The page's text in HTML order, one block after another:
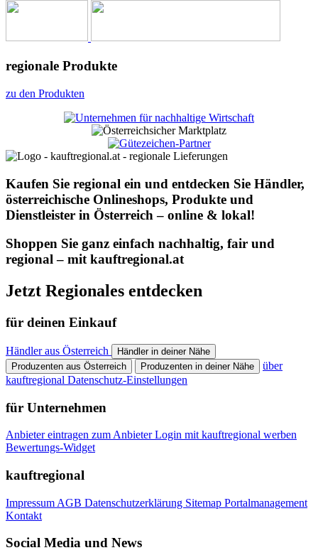
regionale Produkte
zu den Produkten
Kaufen Sie regional ein und entdecken Sie Händler,
österreichische Onlineshops, Produkte und
Dienstleister in Österreich – online & lokal!
Shoppen Sie ganz einfach nachhaltig, fair und
regional – mit kauftregional.at
Jetzt Regionales entdecken
für deinen Einkauf
Händler aus Österreich
Händler in deiner Nähe
Produzenten aus Österreich
Produzenten in deiner Nähe
über
kauftregional Datenschutz-Einstellungen
für Unternehmen
Anbieter eintragen zum Anbieter Login mit kauftregional werben
Bewertungs-Widget
kauftregional
Impressum AGB Datenschutzerklärung Sitemap Portalmanagement
Kontakt
Social Media und News